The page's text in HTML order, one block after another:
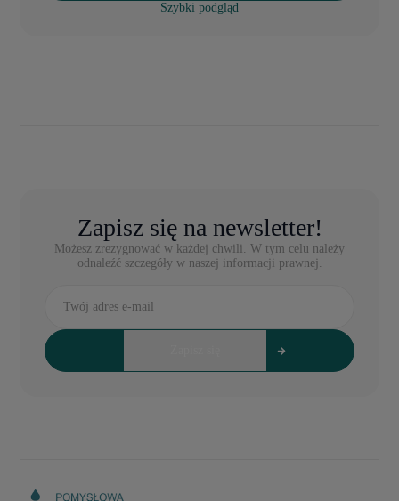
Szybki podgląd
Zapisz się na newsletter!
Możesz zrezygnować w każdej chwili. W tym celu należy
odnaleźć szczegóły w naszej informacji prawnej.